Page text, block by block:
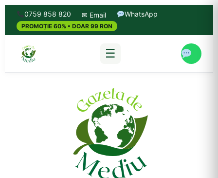
0759 858 820 ✉ Email WhatsApp
PROMOȚIE 60% • DOAR 99 RON
☰